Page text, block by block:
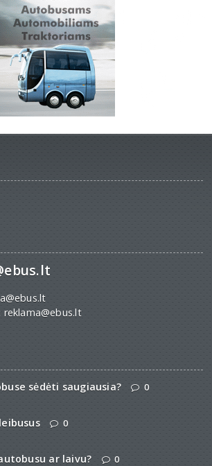
reklama@ebus.lt
sėdėti saugiausia? 0
0
ar laivu? 0